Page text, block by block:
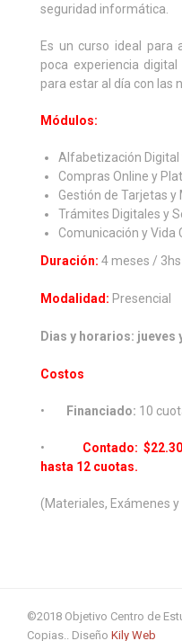
seguridad informática.
Es un curso ideal para
poca experiencia
para estar al día con las
Módulos:
Alfabetización Digital
Compras Online y
Gestión de Tarjetas y
Trámites Digitales y
Comunicación y Vida
Duración: 4 meses /
Modalidad: Presencial
Dias y horarios: jueves
Costos
• Financiado: 10
•
Contado:
hasta 12 cuotas.
(Materiales, Exámenes
©2018 Objetivo Centro de
Copias.. Diseño Kily Web